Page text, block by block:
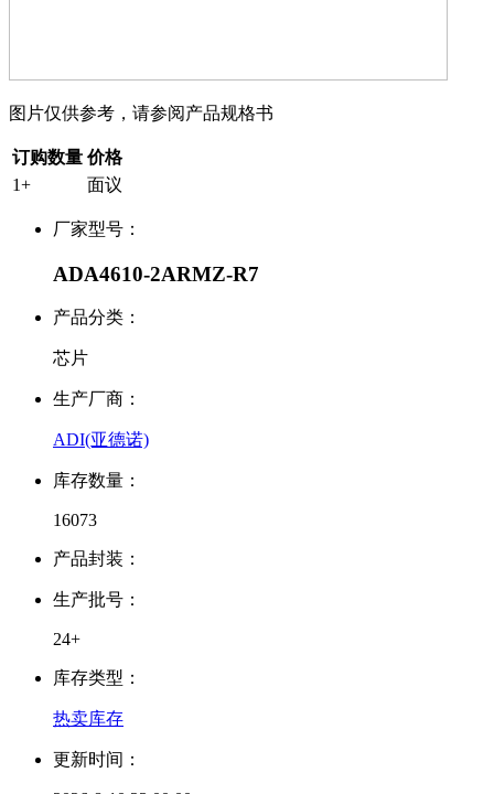
图片仅供参考，请参阅产品规格书
订购数量 价格
1+
面议
厂家型号：
ADA4610-2ARMZ-R7
产品分类：
芯片
生产厂商：
ADI(亚德诺)
库存数量：
16073
产品封装：
生产批号：
24+
库存类型：
热卖库存
更新时间：